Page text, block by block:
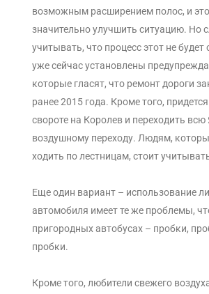
возможным расширением полос, и
значительно улучшить ситуацию. Но
учитывать, что процесс этот не
уже сейчас установлены
которые гласят, что ремонт дороги
ранее 2015 года. Кроме того,
свороте на Королев и переходить
воздушному переходу. Людям,
ходить по лестницам, стоит
Еще один вариант – использование
автомобиля имеет те же проблемы,
пригородных автобусах – пробки,
пробки.
Кроме того, любители свежего